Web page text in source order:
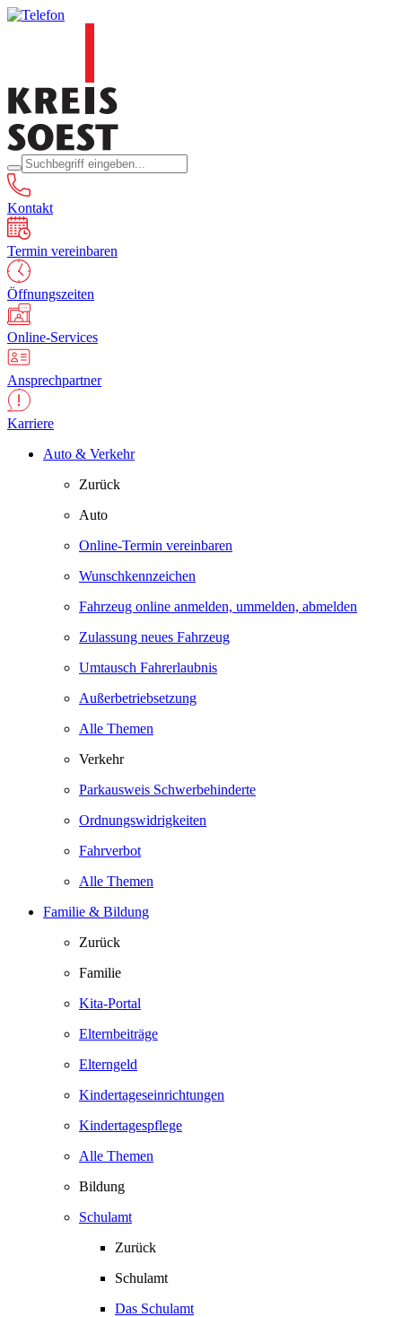
Kontakt
Termin vereinbaren
Öffnungszeiten
Online-Services
Ansprechpartner
Karriere
Auto & Verkehr
Zurück
Auto
Online-Termin vereinbaren
Wunschkennzeichen
Fahrzeug online anmelden, ummelden, abmelden
Zulassung neues Fahrzeug
Umtausch Fahrerlaubnis
Außerbetriebsetzung
Alle Themen
Verkehr
Parkausweis Schwerbehinderte
Ordnungswidrigkeiten
Fahrverbot
Alle Themen
Familie & Bildung
Zurück
Familie
Kita-Portal
Elternbeiträge
Elterngeld
Kindertageseinrichtungen
Kindertagespflege
Alle Themen
Bildung
Schulamt
Zurück
Schulamt
Das Schulamt